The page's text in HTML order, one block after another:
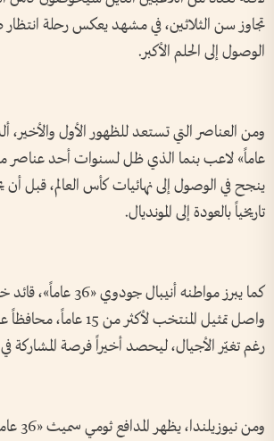
تجاوز سن الثلاثين، في مشهد يعكس رحلة انتظار
الوصول إلى الحلم الأكبر.
عاماً» لاعب بنما الذي ظل لسنوات أحد عناصر
ينجح في الوصول إلى نهائيات كأس العالم، قبل أن
تاريخياً بالعودة إلى المونديال.
كما يبرز مواطنه أنيبال
واصل تمثيل المنتخب لأكثر
رغم تغيّر الأجيال، ليحصد أخيراً فرصة المشاركة
ومن